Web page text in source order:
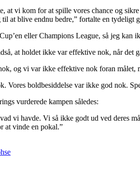
at vi kom for at spille vores chance og
at blive endnu bedre,” fortalte en tydeligt
eller Champions League, så jeg kan
at holdet ikke var effektive nok, når det
og vi var ikke effektive nok foran målet,
Vores boldbesiddelse var ikke god nok.
vurderede kampen således:
vi havde. Vi så ikke godt ud ved deres
at vinde en pokal.”